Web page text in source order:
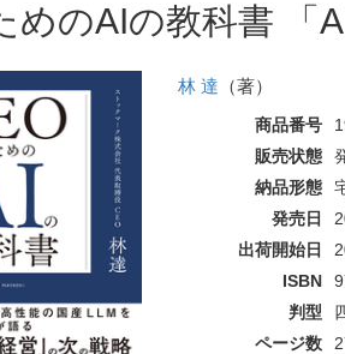
めのAIの教科書 「
林 達 （著）
商品番号
販売状態
納品形態
発売日
出荷開始日
ISBN
判型
ページ数